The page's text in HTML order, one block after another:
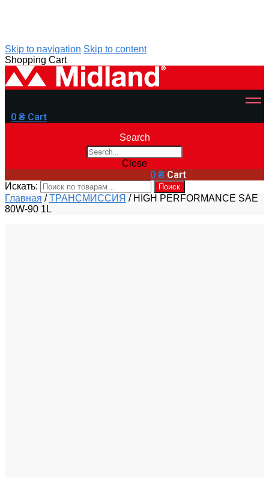
Skip to navigation Skip to content
Shopping Cart
0 ₴ Cart
Search
Close
0₴ Cart
Искать: Поиск
Главная /ТРАНСМИССИЯ / HIGH PERFORMANCE SAE
80W-90 1L